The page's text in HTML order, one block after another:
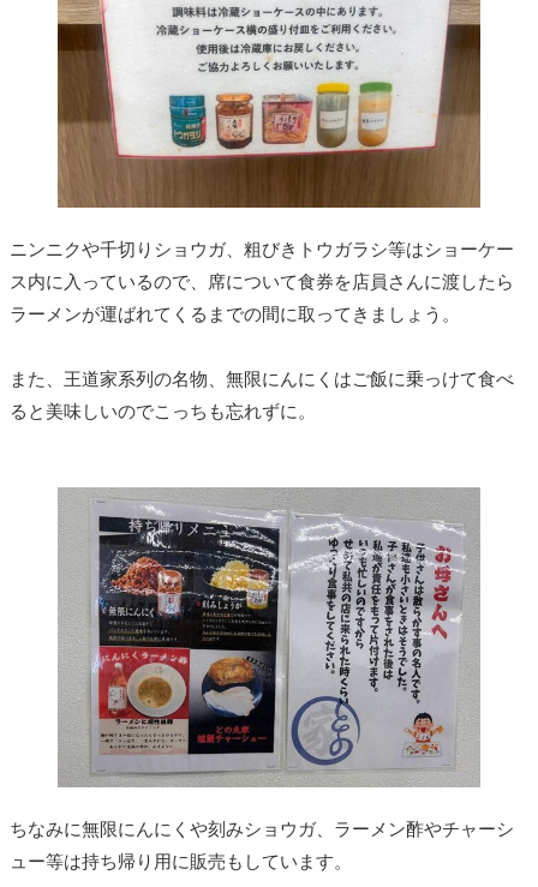
ニンニクや千切りショウガ、粗びきトウガラシ等はショーケー
ス内に入っているので、席について食券を店員さんに渡したら
ラーメンが運ばれてくるまでの間に取ってきましょう。
また、王道家系列の名物、無限にんにくはご飯に乗っけて食べ
ると美味しいのでこっちも忘れずに。
ちなみに無限にんにくや刻みショウガ、ラーメン酢やチャーシ
ュー等は持ち帰り用に販売もしています。